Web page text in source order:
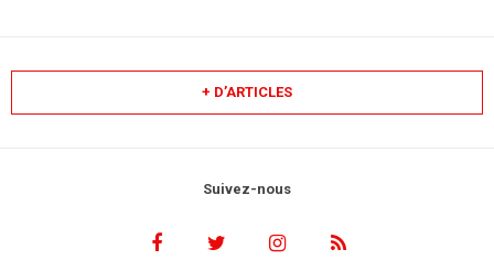
+ D’ARTICLES
Suivez-nous